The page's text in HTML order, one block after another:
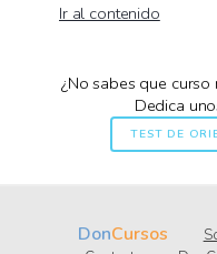
Ir al contenido
¿No sabes que curso
Dedica
TEST DE
DonCursos